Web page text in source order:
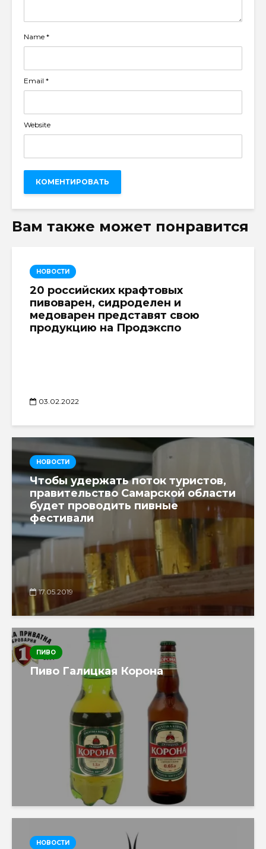
Name *
Email *
Website
Вам также может понравится
НОВОСТИ
20 российских крафтовых
пивоварен, сидроделен и
медоварен представят свою
продукцию на Продэкспо
03.02.2022
НОВОСТИ
Чтобы удержать поток туристов,
правительство Самарской области
будет проводить пивные
фестивали
17.05.2019
ПИВО
Пиво Галицкая Корона
НОВОСТИ